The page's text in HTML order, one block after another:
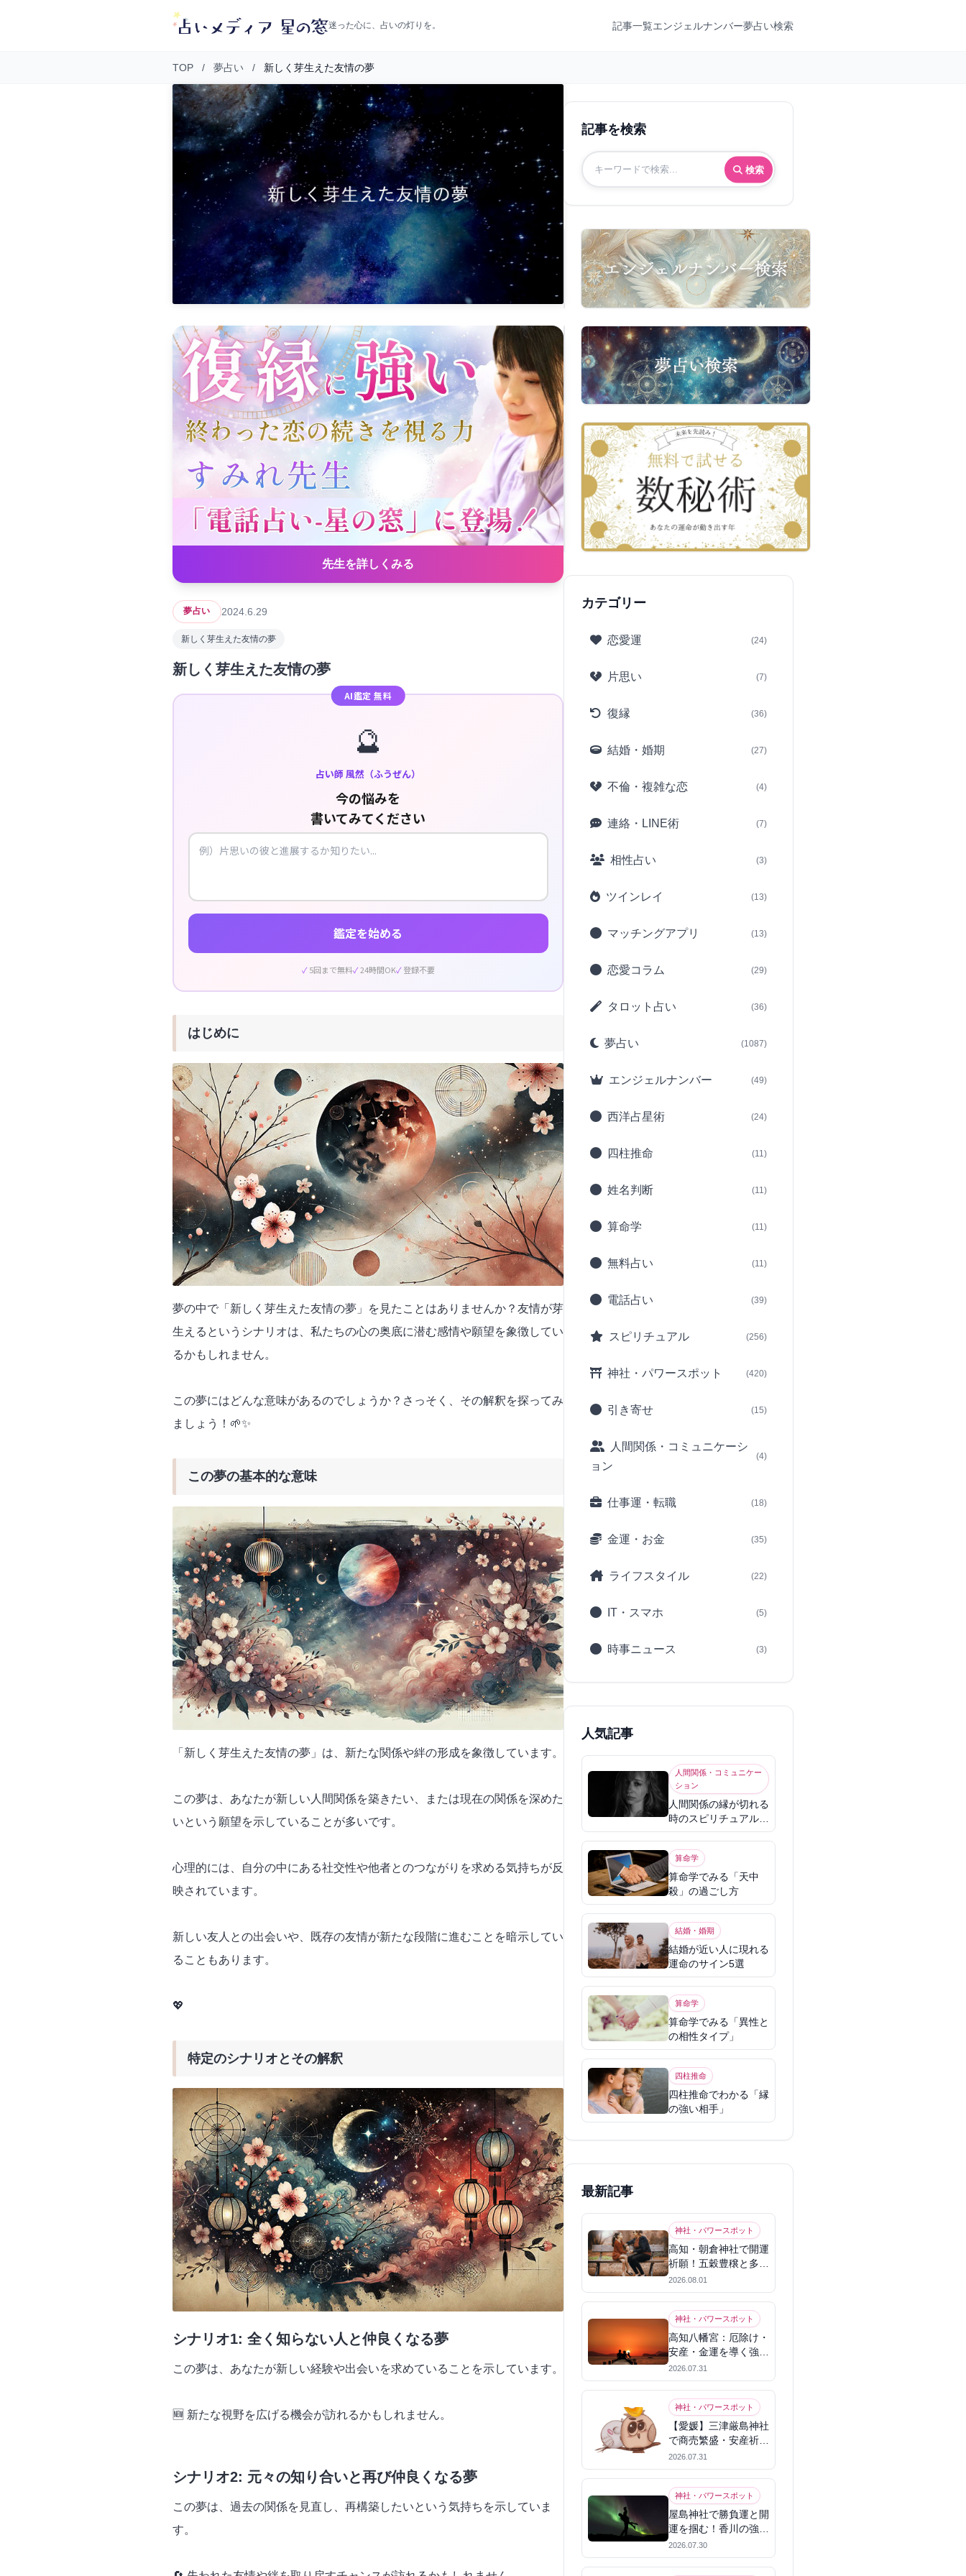
迷った心に、占いの灯りを。 記事一覧エンジェルナンバー夢占い検索
TOP / 夢占い / 新しく芽生えた友情の夢
先生を詳しくみる
夢占い 2024.6.29
新しく芽生えた友情の夢
新しく芽生えた友情の夢
AI鑑定 無料
🔮
占い師 風然（ふうぜん）
今の悩みを
書いてみてください
鑑定を始める
5回まで無料 24時間OK 登録不要
はじめに
夢の中で「新しく芽生えた友情の夢」を見たことはありませんか？友情が芽
生えるというシナリオは、私たちの心の奥底に潜む感情や願望を象徴してい
るかもしれません。
この夢にはどんな意味があるのでしょうか？さっそく、その解釈を探ってみ
ましょう！🌱✨
この夢の基本的な意味
「新しく芽生えた友情の夢」は、新たな関係や絆の形成を象徴しています。
この夢は、あなたが新しい人間関係を築きたい、または現在の関係を深めた
いという願望を示していることが多いです。
心理的には、自分の中にある社交性や他者とのつながりを求める気持ちが反
映されています。
新しい友人との出会いや、既存の友情が新たな段階に進むことを暗示してい
ることもあります。
💖
特定のシナリオとその解釈
シナリオ1: 全く知らない人と仲良くなる夢
この夢は、あなたが新しい経験や出会いを求めていることを示しています。
🆕 新たな視野を広げる機会が訪れるかもしれません。
シナリオ2: 元々の知り合いと再び仲良くなる夢
この夢は、過去の関係を見直し、再構築したいという気持ちを示していま
す。
記事を検索
検索
カテゴリー
恋愛運 (24)
片思い (7)
復縁 (36)
結婚・婚期 (27)
不倫・複雑な恋 (4)
連絡・LINE術 (7)
相性占い (3)
ツインレイ (13)
マッチングアプリ (13)
恋愛コラム (29)
タロット占い (36)
夢占い (1087)
エンジェルナンバー (49)
西洋占星術 (24)
四柱推命 (11)
姓名判断 (11)
算命学 (11)
無料占い (11)
電話占い (39)
スピリチュアル (256)
神社・パワースポット (420)
引き寄せ (15)
人間関係・コミュニケーシ
ョン
(4)
仕事運・転職 (18)
金運・お金 (35)
ライフスタイル (22)
IT・スマホ (5)
時事ニュース (3)
人気記事
人間関係・コミュニケー
ション
人間関係の縁が切れる
時のスピリチュアル意
味
算命学
算命学でみる「天中
殺」の過ごし方
結婚・婚期
結婚が近い人に現れる
運命のサイン5選
算命学
算命学でみる「異性と
の相性タイプ」
四柱推命
四柱推命でわかる「縁
の強い相手」
最新記事
神社・パワースポット
高知・朝倉神社で開運
祈願！五穀豊穣と多幸
を呼ぶパワースポット
2026.08.01
神社・パワースポット
高知八幡宮：厄除け・
安産・金運を導く強力
パワースポット
2026.07.31
神社・パワースポット
【愛媛】三津厳島神社
で商売繁盛・安産祈
願！宗像三女神のパワ
ーを授かる
2026.07.31
神社・パワースポット
屋島神社で勝負運と開
運を掴む！香川の強力
パワースポット
2026.07.30